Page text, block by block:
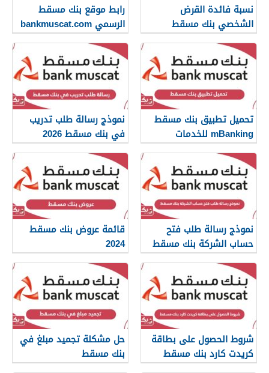
نسبة فائدة القرض
الشخصي بنك مسقط
رابط موقع بنك مسقط
الرسمي bankmuscat.com
تحميل تطبيق بنك مسقط
mBanking للخدمات
المصرفية
نموذج رسالة طلب تدريب
في بنك مسقط 2026
نموذج رسالة طلب فتح
حساب الشركة بنك مسقط
قائمة عروض بنك مسقط
2024
شروط الحصول على بطاقة
كريدت كارد بنك مسقط
حل مشكلة تجميد مبلغ في
بنك مسقط